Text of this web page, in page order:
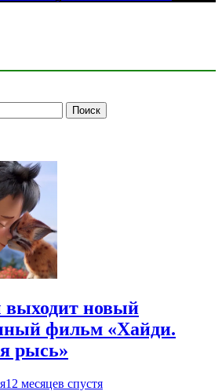
новый
фильм «Хайди.
рысь»
12 месяцев спустя